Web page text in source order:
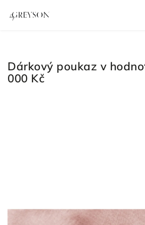
Dárkový poukaz v
000 Kč